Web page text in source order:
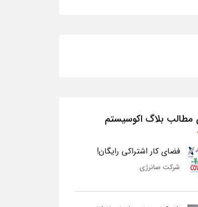
مطالب بلاگ اکوسیستم
فضای کار اشتراکی رایگان!
شرکت صانرژی